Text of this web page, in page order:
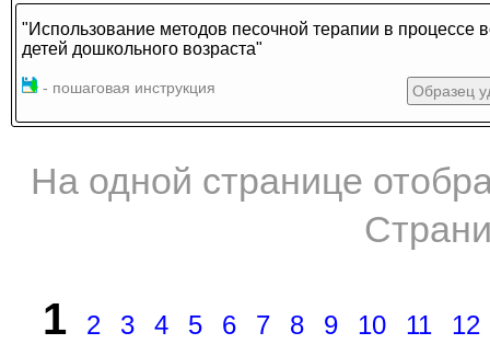
"Использование методов песочной терапии в процессе
детей дошкольного возраста"
- пошаговая инструкция Образец
На одной странице
1 2 3 4 5 6 7 8 9 10 11
12